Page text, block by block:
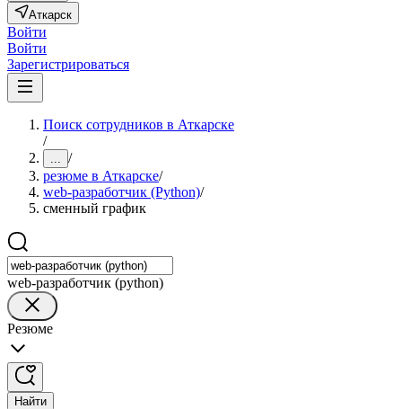
Аткарск
Войти
Войти
Зарегистрироваться
Поиск сотрудников в Аткарске
/
... /
резюме в Аткарске/
web-разработчик (Python)/
сменный график
web-разработчик (python)
Резюме
Найти